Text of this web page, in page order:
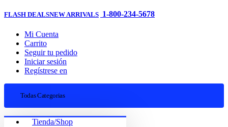
FLASH DEALSNEW ARRIVALS 1-800-234-5678
Mi Cuenta
Carrito
Seguir tu pedido
Iniciar sesión
Regístrese en
Todas Categorias
Tienda/Shop